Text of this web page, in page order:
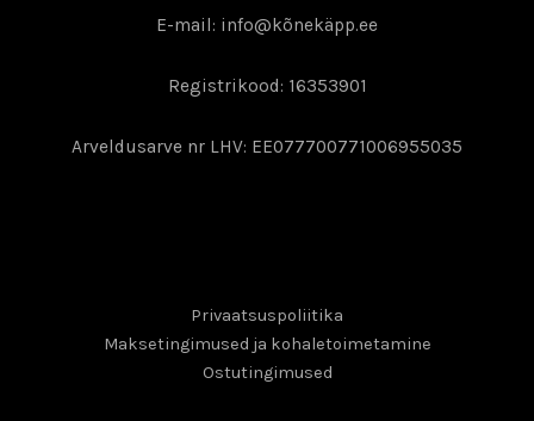
E-mail: info@kõnekäpp.ee
Registrikood: 16353901
Arveldusarve nr LHV: EE077700771006955035
Privaatsuspoliitika
Maksetingimused ja kohaletoimetamine
Ostutingimused